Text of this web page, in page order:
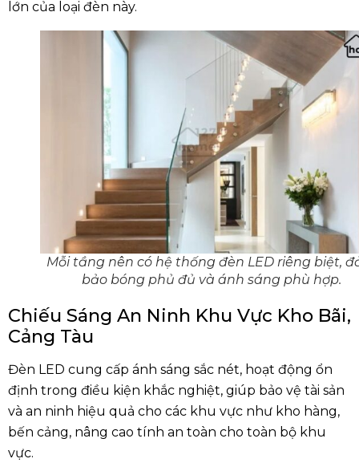
lớn của loại đèn này.
Mỗi tầng nên có hệ thống đèn LED riêng biệt,
bảo bóng phủ đủ và ánh sáng phù hợp.
Chiếu Sáng An Ninh Khu Vực Kho Bãi,
Cảng Tàu
Đèn LED cung cấp ánh sáng sắc nét, hoạt động ổn
định trong điều kiện khắc nghiệt, giúp bảo vệ tài sản
và an ninh hiệu quả cho các khu vực như kho hàng,
bến cảng, nâng cao tính an toàn cho toàn bộ khu
vực.